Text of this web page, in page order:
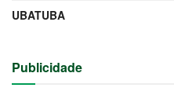
UBATUBA
Publicidade